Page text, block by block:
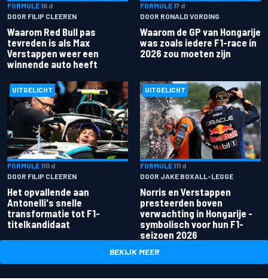
FORMULE 16 d
DOOR FILIP CLEEREN
Waarom Red Bull pas
tevreden is als Max
Verstappen weer een
winnende auto heeft
FORMULE 17 d
DOOR RONALD VORDING
Waarom de GP van Hongarije
was zoals iedere F1-race in
2026 zou moeten zijn
UITGELICHT
FORMULE 110 d
DOOR FILIP CLEEREN
Het opvallende aan
Antonelli's snelle
transformatie tot F1-
titelkandidaat
UITGELICHT
FORMULE 111 d
DOOR JAKE BOXALL-LEGGE
Norris en Verstappen
presteerden boven
verwachting in Hongarije -
symbolisch voor hun F1-
seizoen 2026
BEKIJK MEER